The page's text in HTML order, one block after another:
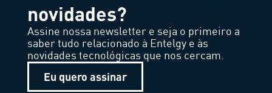
novidades?
Assine nossa newsletter e seja o primeiro a
saber tudo relacionado à Entelgy e às
novidades tecnológicas que nos cercam.
Eu quero assinar